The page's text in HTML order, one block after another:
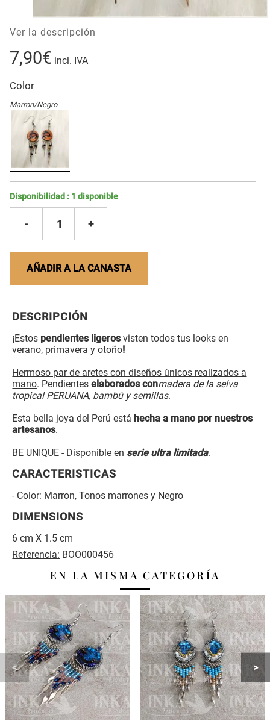
Ver la descripción
7,90€ incl. IVA
Color
Marron/Negro
Disponibilidad : 1 disponible
- 1 +
AÑADIR A LA CANASTA
DESCRIPCIÓN
¡Estos pendientes ligerosvisten todos tus looks en
verano, primavera y otoño!
Hermoso par de aretes con diseños únicos realizados a
mano. Pendienteselaborados conmadera de la selva
tropical PERUANA, bambú y semillas.
Esta bella joya del Perú está hecha a mano por nuestros
artesanos.
BE UNIQUE - Disponible en serie ultra limitada.
CARACTERISTICAS
- Color: Marron, Tonos marrones y Negro
DIMENSIONS
6 cm X 1.5 cm
Referencia: BOO000456
EN LA MISMA CATEGORÍA